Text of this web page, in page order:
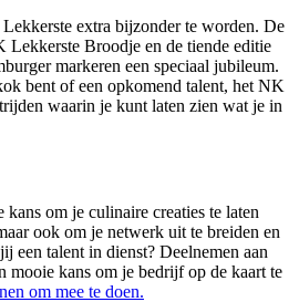
extra bijzonder te worden. De
Lekkerste Broodje en de tiende editie
markeren een speciaal jubileum.
bent of een opkomend talent, het NK
waarin je kunt laten zien wat je in
om je culinaire creaties te laten
ook om je netwerk uit te breiden en
een talent in dienst? Deelnemen aan
mooie kans om je bedrijf op de kaart te
om mee te doen.